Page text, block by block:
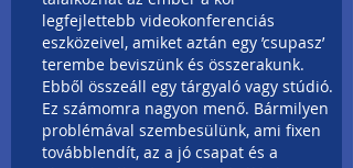
legfejlettebb videokonferenciás
eszközeivel, amiket aztán egy ’csupasz’
terembe beviszünk és összerakunk.
Ebből összeáll egy tárgyaló vagy stúdió.
Ez számomra nagyon menő. Bármilyen
problémával szembesülünk, ami fixen
továbblendít, az a jó csapat és a